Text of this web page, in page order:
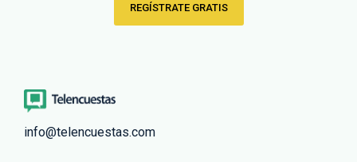
REGÍSTRATE GRATIS
info@telencuestas.com